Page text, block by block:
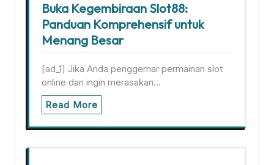
Buka Kegembiraan Slot88:
Panduan Komprehensif untuk
Menang Besar
[ad_1] Jika Anda penggemar permainan slot
online dan ingin merasakan…
Read More